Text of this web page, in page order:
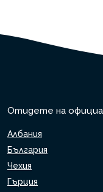
Отидете на
Албания
България
Чехия
Гърция